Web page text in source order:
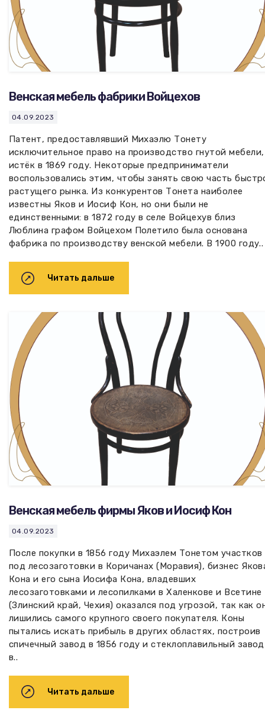
Венская мебель фабрики Войцехов
04.09.2023
Патент, предоставлявший Михаэлю Тонету
исключительное право на производство гнутой мебели,
истёк в 1869 году. Некоторые предприниматели
воспользовались этим, чтобы занять свою часть
растущего рынка. Из конкурентов Тонета наиболее
известны Яков и Иосиф Кон, но они были не
единственными: в 1872 году в селе Войцехув близ
Люблина графом Войцехом Полетило была основана
фабрика по производству венской мебели. В 1900 году..
Читать дальше
Венская мебель фирмы Яков и Иосиф Кон
04.09.2023
После покупки в 1856 году Михаэлем Тонетом участков
под лесозаготовки в Коричанах (Моравия), бизнес
Кона и его сына Иосифа Кона, владевших
лесозаготовками и лесопилками в Халенкове и Всетине
(Злинский край, Чехия) оказался под угрозой, так как
лишились самого крупного своего покупателя. Коны
пытались искать прибыль в других областях, построив
спичечный завод в 1856 году и стеклоплавильный завод
в..
Читать дальше